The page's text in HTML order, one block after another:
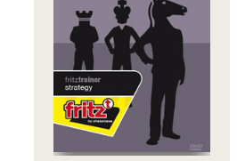
Impressum
AGB
Datenschutz
über
uns
FAQ
Lizenzen
Barrierefreiheit
Cookies
Management